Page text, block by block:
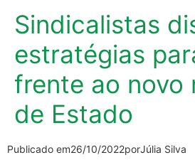
Sindicalistas
estratégias
frente ao novo
de Estado
Publicado em26/10/2022porJúlia Silva